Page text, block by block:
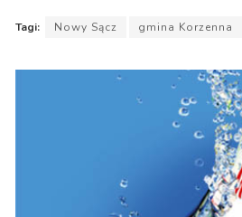
Tagi: Nowy Sącz gmina Korzenna